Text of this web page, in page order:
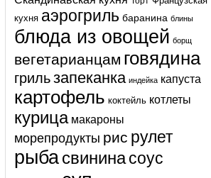
кухня аэрогриль баранина блины
блюда из овощей борщ
вегетарианцам говядина
грильзапеканка индейка капуста
картофель коктейль котлеты
курица макароны
морепродукты рис рулет
рыбасвининасоус